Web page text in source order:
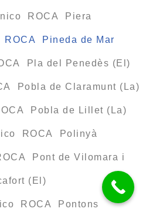
ROCA Piera
Pineda de Mar
Pla del Penedès (El)
Pobla de Claramunt (La)
Pobla de Lillet (La)
ROCA Polinyà
Pont de Vilomara i
(El)
ROCA Pontons